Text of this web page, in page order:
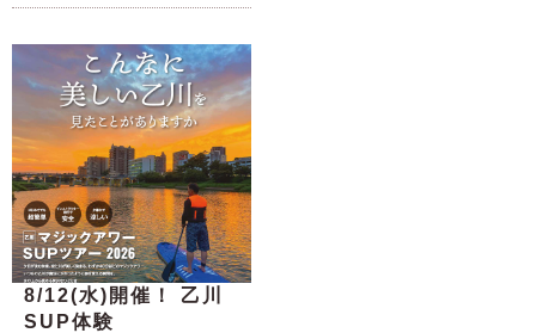
8/12(水)開催！ 乙川
SUP体験